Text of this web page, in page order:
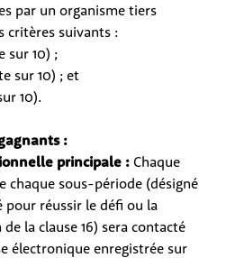
par un organisme tiers
critères suivants :
sur 10) ;
sur 10) ; et
10).
:
principale : Chaque
chaque sous-période (désigné
pour réussir le défi ou la
la clause 16) sera contacté
électronique enregistrée sur